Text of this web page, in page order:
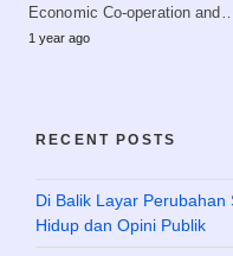
Economic Co-operation and…
1 year ago
RECENT POSTS
Di Balik Layar Perubahan
Hidup dan Opini Publik